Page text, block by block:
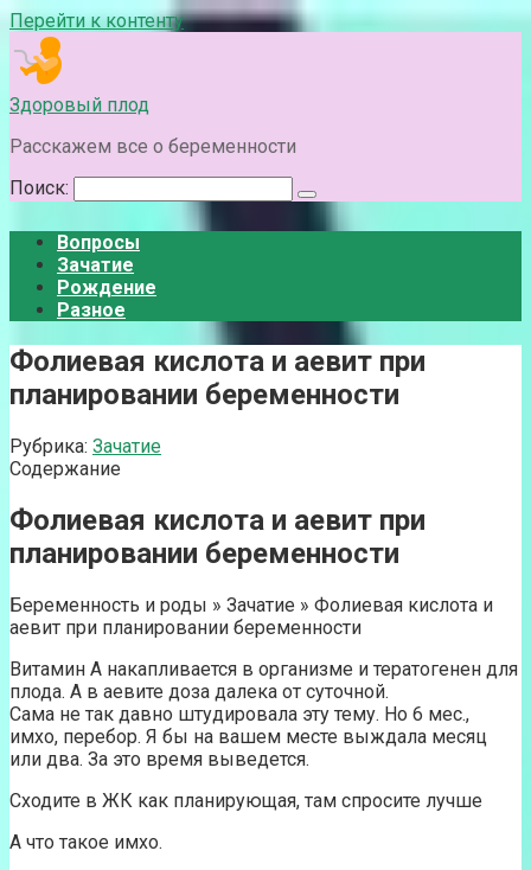
Перейти к контенту
Здоровый плод
Расскажем все о беременности
Поиск:
Вопросы
Зачатие
Рождение
Разное
Фолиевая кислота и аевит при
планировании беременности
Рубрика: Зачатие
Содержание
Фолиевая кислота и аевит при
планировании беременности
Беременность и роды » Зачатие » Фолиевая кислота и
аевит при планировании беременности
Витамин А накапливается в организме и тератогенен для
плода. А в аевите доза далека от суточной.
Сама не так давно штудировала эту тему. Но 6 мес.,
имхо, перебор. Я бы на вашем месте выждала месяц
или два. За это время выведется.
Сходите в ЖК как планирующая, там спросите лучше
А что такое имхо.